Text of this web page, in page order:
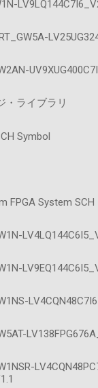
・ライブラリ
Symbol
FPGA System SCH